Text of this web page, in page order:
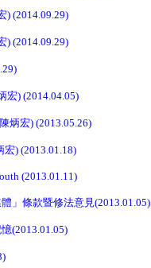
) (2014.09.29)
) (2014.09.29)
宏) (2014.04.05)
炳宏) (2013.05.26)
) (2013.01.18)
(2013.01.11)
」條款暨修法意見(2013.01.05)
(2013.01.05)